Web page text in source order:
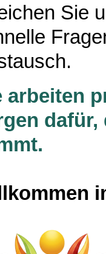
Sie
arbeiten
dafür,